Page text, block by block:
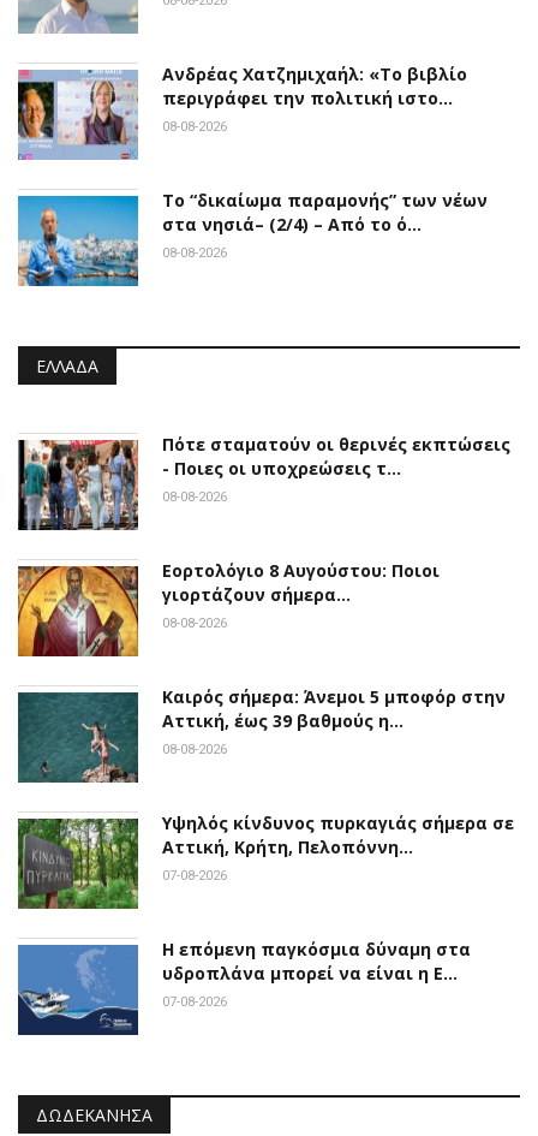
Ανδρέας Χατζημιχαήλ: «Το βιβλίο
περιγράφει την πολιτική ιστο…
08-08-2026
Το “δικαίωμα παραμονής” των νέων
στα νησιά– (2/4) – Από το ό…
08-08-2026
ΕΛΛΆΔΑ
Πότε σταματούν οι θερινές εκπτώσεις
- Ποιες οι υποχρεώσεις τ…
08-08-2026
Εορτολόγιο 8 Αυγούστου: Ποιοι
γιορτάζουν σήμερα…
08-08-2026
Καιρός σήμερα: Άνεμοι 5 μποφόρ στην
Αττική, έως 39 βαθμούς η…
08-08-2026
Υψηλός κίνδυνος πυρκαγιάς σήμερα σε
Αττική, Κρήτη, Πελοπόννη…
07-08-2026
Η επόμενη παγκόσμια δύναμη στα
υδροπλάνα μπορεί να είναι η Ε…
07-08-2026
ΔΩΔΕΚΆΝΗΣΑ